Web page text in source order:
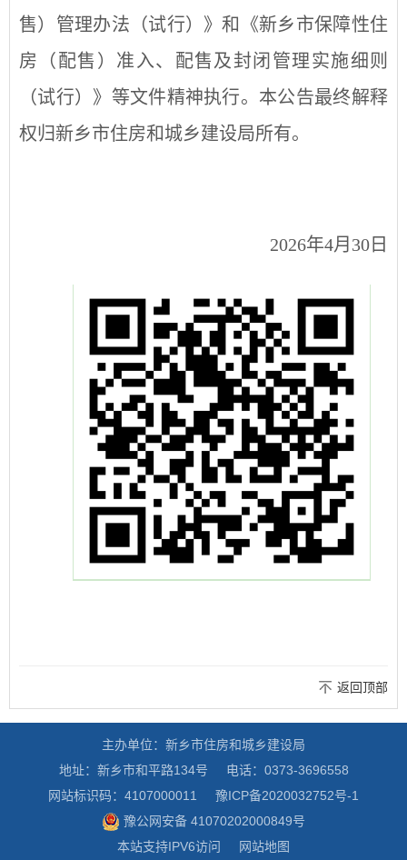
售）管理办法（试行）》和《新乡市保障性住
房（配售）准入、配售及封闭管理实施细则
（试行）》等文件精神执行。本公告最终解释
权归新乡市住房和城乡建设局所有。
2026年4月30日
返回顶部
主办单位：新乡市住房和城乡建设局
地址：新乡市和平路134号
电话：0373-3696558
网站标识码：4107000011
豫ICP备2020032752号-1
豫公网安备 41070202000849号
本站支持IPV6访问
网站地图